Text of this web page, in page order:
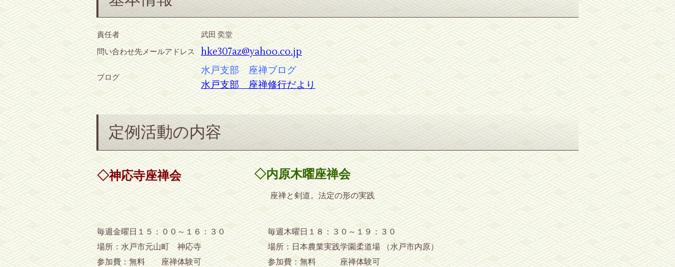
責任者
武田 奕堂
問い合わせ先メールアドレス
hke307az@yahoo.co.jp
ブログ
水戸支部 座禅ブログ
水戸支部 座禅修行だより
定例活動の内容
◇神応寺座禅会 ◇内原木曜座禅会
座禅と剣道。法定の形の実践
毎週金曜日１５：００～１６：３０
場所：水戸市元山町 神応寺
参加費：無料 座禅体験可
毎週木曜日１８：３０～１９：３０
場所：日本農業実践学園柔道場（水戸市内原）
参加費：無料 座禅体験可